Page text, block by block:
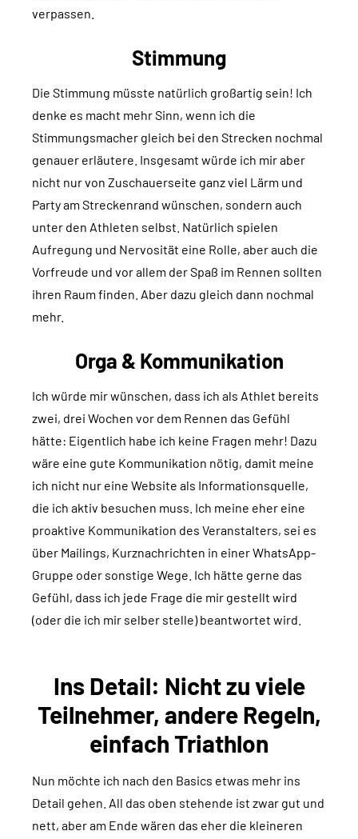
verpassen.
Stimmung
Die Stimmung müsste natürlich großartig sein! Ich
denke es macht mehr Sinn, wenn ich die
Stimmungsmacher gleich bei den Strecken nochmal
genauer erläutere. Insgesamt würde ich mir aber
nicht nur von Zuschauerseite ganz viel Lärm und
Party am Streckenrand wünschen, sondern auch
unter den Athleten selbst. Natürlich spielen
Aufregung und Nervosität eine Rolle, aber auch die
Vorfreude und vor allem der Spaß im Rennen sollten
ihren Raum finden. Aber dazu gleich dann nochmal
mehr.
Orga & Kommunikation
Ich würde mir wünschen, dass ich als Athlet bereits
zwei, drei Wochen vor dem Rennen das Gefühl
hätte: Eigentlich habe ich keine Fragen mehr! Dazu
wäre eine gute Kommunikation nötig, damit meine
ich nicht nur eine Website als Informationsquelle,
die ich aktiv besuchen muss. Ich meine eher eine
proaktive Kommunikation des Veranstalters, sei es
über Mailings, Kurznachrichten in einer WhatsApp-
Gruppe oder sonstige Wege. Ich hätte gerne das
Gefühl, dass ich jede Frage die mir gestellt wird
(oder die ich mir selber stelle) beantwortet wird.
Ins Detail: Nicht zu viele
Teilnehmer, andere Regeln,
einfach Triathlon
Nun möchte ich nach den Basics etwas mehr ins
Detail gehen. All das oben stehende ist zwar gut und
nett, aber am Ende wären das eher die kleineren